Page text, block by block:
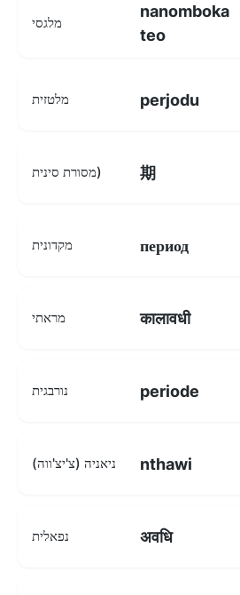
מלגסי
nanomboka
teo
מלטזית perjodu
מסורת סינית) 期
מקדונית период
מראתי कालावधी
נורבגית periode
ניאניה (צ'יצ'ווה) nthawi
נפאלית अवधि